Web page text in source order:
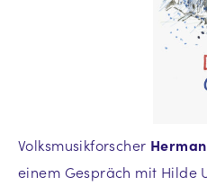
Volksmusikforscher
einem Gespräch mit Hilde